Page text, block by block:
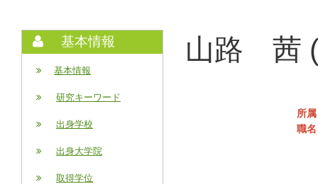
基本情報
基本情報
研究キーワード
出身学校
出身大学院
取得学位
山路 茜
所属
職名